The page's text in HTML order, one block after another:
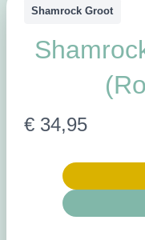
Shamrock Groot
N
€ 34,95